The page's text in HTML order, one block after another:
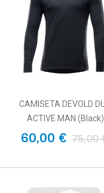
CAMISETA DEVOLD
ACTIVE MAN (Black)
60,00 € 75,00